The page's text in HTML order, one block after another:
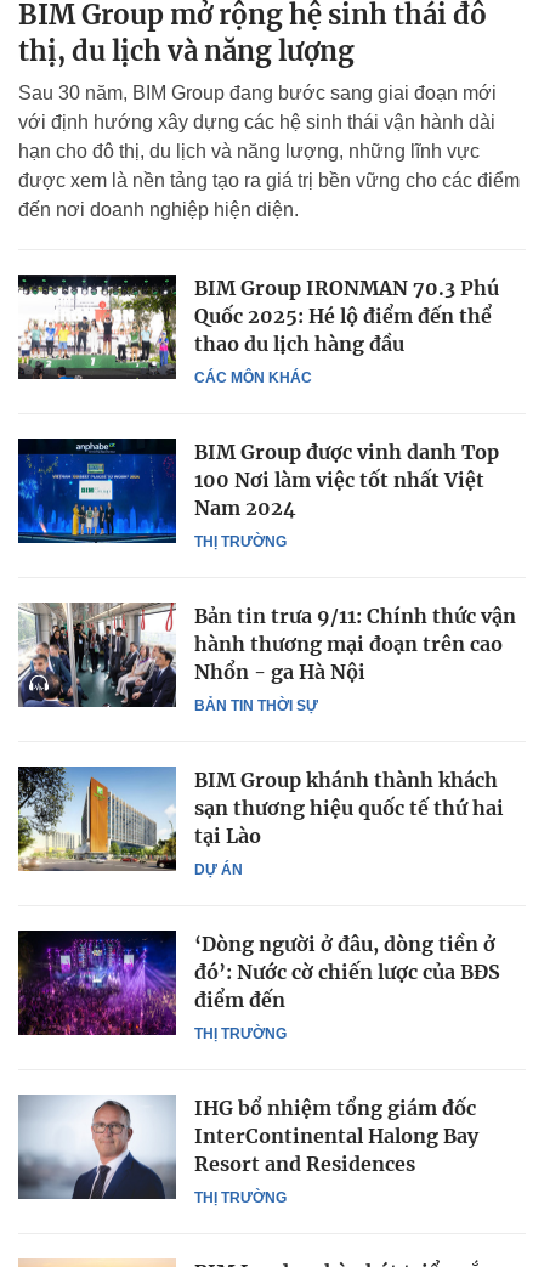
BIM Group mở rộng hệ sinh thái đô
thị, du lịch và năng lượng
Sau 30 năm, BIM Group đang bước sang giai đoạn mới
với định hướng xây dựng các hệ sinh thái vận hành dài
hạn cho đô thị, du lịch và năng lượng, những lĩnh vực
được xem là nền tảng tạo ra giá trị bền vững cho các điểm
đến nơi doanh nghiệp hiện diện.
CÁC MÔN KHÁC
BIM Group IRONMAN 70.3 Phú
Quốc 2025: Hé lộ điểm đến thể
thao du lịch hàng đầu
THỊ TRƯỜNG
BIM Group được vinh danh Top
100 Nơi làm việc tốt nhất Việt
Nam 2024
BẢN TIN THỜI SỰ
Bản tin trưa 9/11: Chính thức vận
hành thương mại đoạn trên cao
Nhổn - ga Hà Nội
DỰ ÁN
BIM Group khánh thành khách
sạn thương hiệu quốc tế thứ hai
tại Lào
THỊ TRƯỜNG
‘Dòng người ở đâu, dòng tiền ở
đó’: Nước cờ chiến lược của BĐS
điểm đến
THỊ TRƯỜNG
IHG bổ nhiệm tổng giám đốc
InterContinental Halong Bay
Resort and Residences